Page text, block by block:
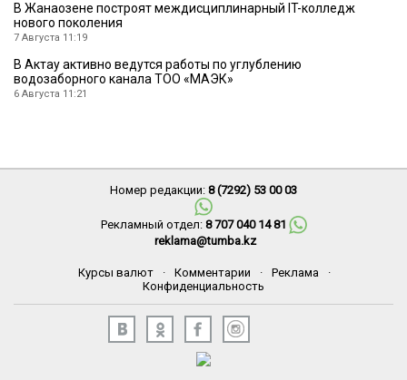
В Жанаозене построят междисциплинарный IT-колледж
нового поколения
7 Августа 11:19
В Актау активно ведутся работы по углублению
водозаборного канала ТОО «МАЭК»
6 Августа 11:21
Номер редакции: 8 (7292) 53 00 03
Рекламный отдел: 8 707 040 14 81
reklama@tumba.kz
Курсы валют · Комментарии · Реклама
·
Конфиденциальность